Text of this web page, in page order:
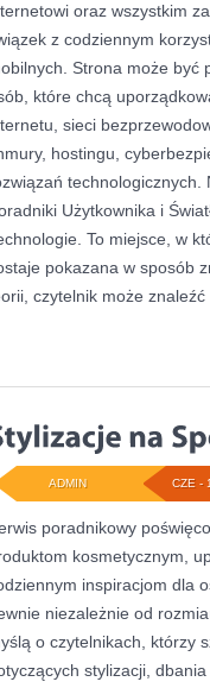
oraz wszystkim
z codziennym
Strona może być
które chcą
sieci
hostingu,
technologicznych.
Użytkownika i
To miejsce, w
pokazana w sposób
czytelnik może znaleźć
CZE -
ADMIN
poradnikowy
kosmetycznym,
inspiracjom dla
niezależnie od
o czytelnikach, którzy
stylizacji,